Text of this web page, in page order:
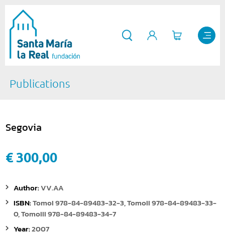
Publications
Segovia
€ 300,00
Author:VV.AA
ISBN:TomoI 978-84-89483-32-3, TomoII 978-84-89483-33-
0, TomoIII 978-84-89483-34-7
Year:2007